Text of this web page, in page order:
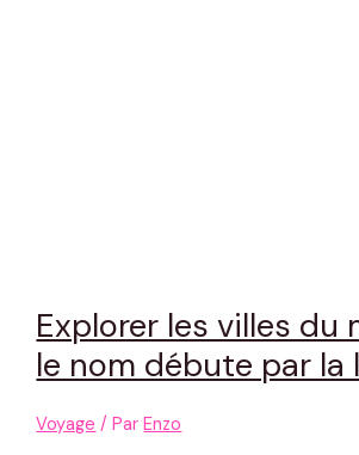
Explorer les villes du
le nom débute par la
Voyage / ParEnzo